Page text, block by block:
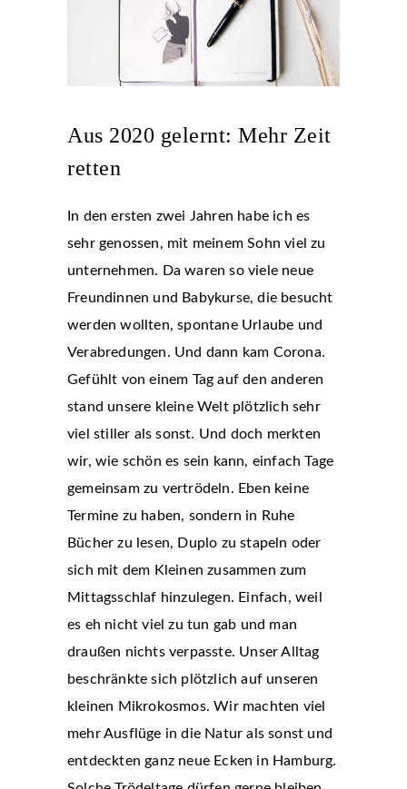
Aus 2020 gelernt: Mehr Zeit
retten
In den ersten zwei Jahren habe ich es
sehr genossen, mit meinem Sohn viel zu
unternehmen. Da waren so viele neue
Freundinnen und Babykurse, die besucht
werden wollten, spontane Urlaube und
Verabredungen. Und dann kam Corona.
Gefühlt von einem Tag auf den anderen
stand unsere kleine Welt plötzlich sehr
viel stiller als sonst. Und doch merkten
wir, wie schön es sein kann, einfach Tage
gemeinsam zu vertrödeln. Eben keine
Termine zu haben, sondern in Ruhe
Bücher zu lesen, Duplo zu stapeln oder
sich mit dem Kleinen zusammen zum
Mittagsschlaf hinzulegen. Einfach, weil
es eh nicht viel zu tun gab und man
draußen nichts verpasste. Unser Alltag
beschränkte sich plötzlich auf unseren
kleinen Mikrokosmos. Wir machten viel
mehr Ausflüge in die Natur als sonst und
entdeckten ganz neue Ecken in Hamburg.